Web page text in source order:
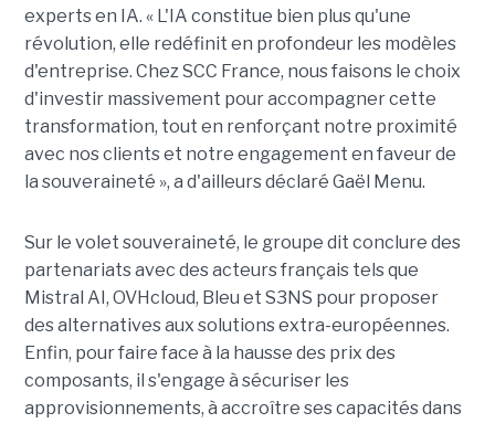
experts en IA. « L'IA constitue bien plus qu'une
révolution, elle redéfinit en profondeur les modèles
d'entreprise. Chez SCC France, nous faisons le choix
d'investir massivement pour accompagner cette
transformation, tout en renforçant notre proximité
avec nos clients et notre engagement en faveur de
la souveraineté », a d'ailleurs déclaré Gaël Menu.
Sur le volet souveraineté, le groupe dit conclure des
partenariats avec des acteurs français tels que
Mistral AI, OVHcloud, Bleu et S3NS pour proposer
des alternatives aux solutions extra-européennes.
Enfin, pour faire face à la hausse des prix des
composants, il s'engage à sécuriser les
approvisionnements, à accroître ses capacités dans